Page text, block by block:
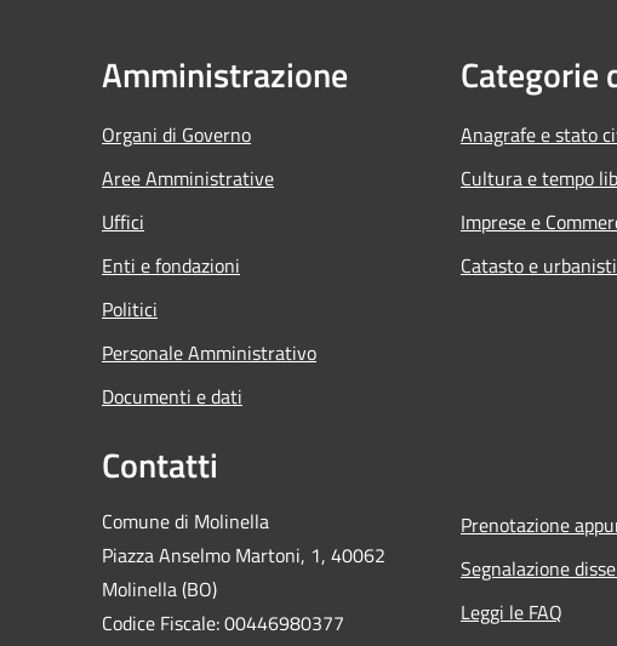
Amministrazione
Organi di Governo
Aree Amministrative
Uffici
Enti e fondazioni
Politici
Personale Amministrativo
Documenti e dati
Categorie
Anagrafe e stato
Cultura e tempo
Imprese e
Catasto e
Contatti
Comune di Molinella
Piazza Anselmo Martoni, 1, 40062
Molinella (BO)
Codice Fiscale: 00446980377
Prenotazione
Segnalazione
Leggi le FAQ